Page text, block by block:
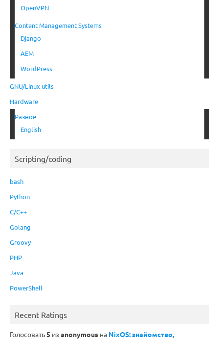
OpenVPN
Content Management Systems
Django
AEM
WordPress
GNU/Linux utils
Hardware
Разное
English
Scripting/coding
bash
Python
C/C++
Golang
Groovy
PHP
Java
PowerShell
Recent Ratings
Голосовать5 из anonymous на NixOS: знайомство,